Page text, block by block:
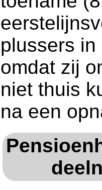
plussers
omdat zij
niet thuis
na een